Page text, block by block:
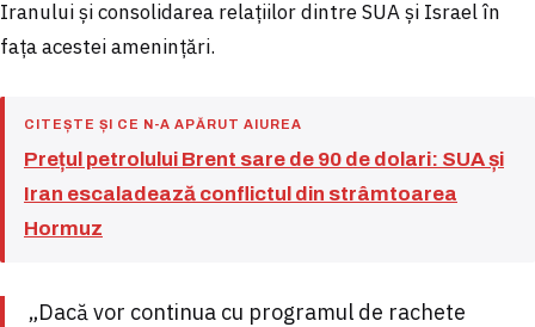
Iranului și consolidarea relațiilor dintre SUA și Israel în
fața acestei amenințări.
CITEȘTE ȘI CE N-A APĂRUT AIUREA
Prețul petrolului Brent sare de 90 de dolari: SUA și
Iran escaladează conflictul din strâmtoarea
Hormuz
„Dacă vor continua cu programul de rachete